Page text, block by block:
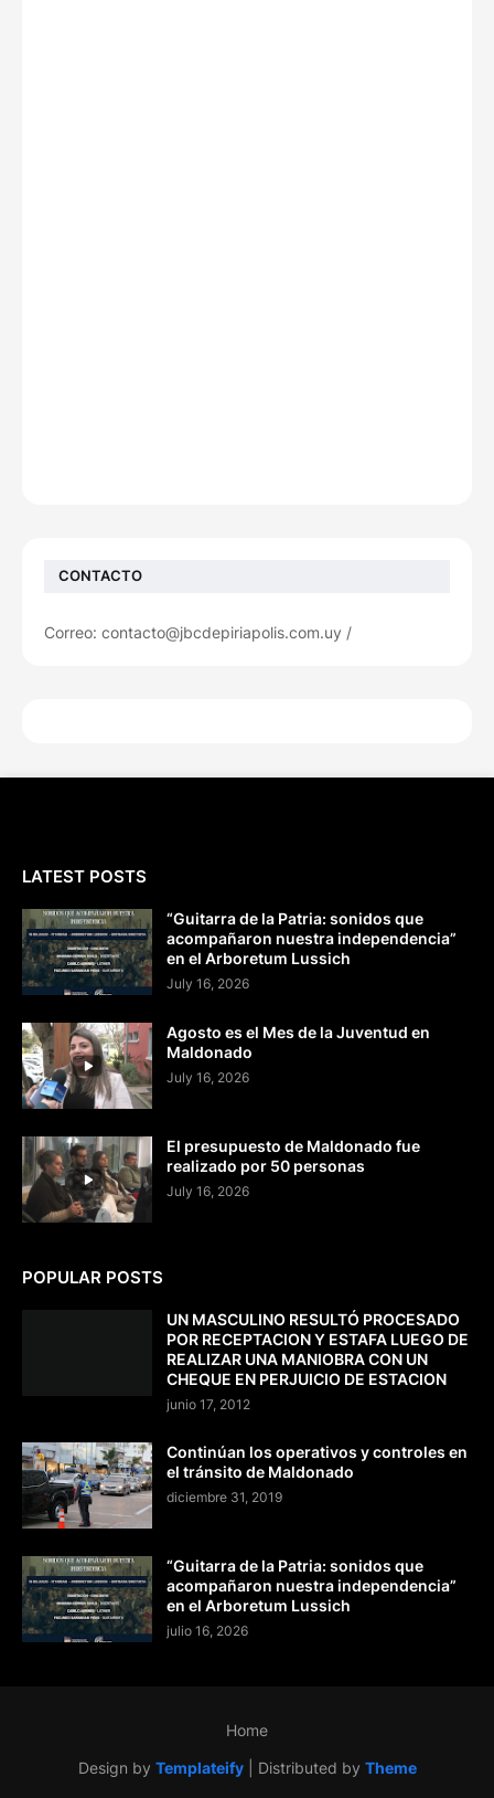
CONTACTO
Correo: contacto@jbcdepiriapolis.com.uy /
LATEST POSTS
“Guitarra de la Patria: sonidos que
acompañaron nuestra independencia”
en el Arboretum Lussich
July 16, 2026
Agosto es el Mes de la Juventud en
Maldonado
July 16, 2026
El presupuesto de Maldonado fue
realizado por 50 personas
July 16, 2026
POPULAR POSTS
UN MASCULINO RESULTÓ PROCESADO
POR RECEPTACION Y ESTAFA LUEGO DE
REALIZAR UNA MANIOBRA CON UN
CHEQUE EN PERJUICIO DE ESTACION
junio 17, 2012
Continúan los operativos y controles en
el tránsito de Maldonado
diciembre 31, 2019
“Guitarra de la Patria: sonidos que
acompañaron nuestra independencia”
en el Arboretum Lussich
julio 16, 2026
Design by Templateify| Distributed by Theme
Home